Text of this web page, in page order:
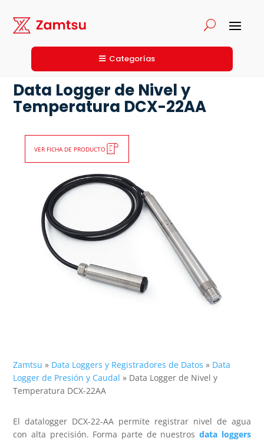
Categorías
VER FICHA DE PRODUCTO
Zamtsu » Data Loggers y Registradores de Datos » Data
Logger de Presión y Caudal » Data Logger de Nivel y
Temperatura DCX-22AA
Data Logger de Nivel y
Temperatura DCX-22AA
El datalogger DCX-22-AA permite registrar nivel de agua
con alta precisión. Forma parte de nuestros data loggers